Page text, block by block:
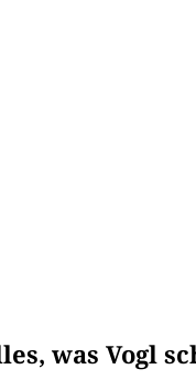
was Vogl